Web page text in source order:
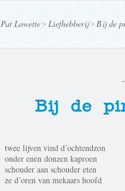
Pat Lowette> Liefhebberij>Bij de
Bij de
twee lijven vind d’ochtendzon
onder enen donzen kaproen
schouder aan schouder eten
ze d’oren van mekaars hoofd